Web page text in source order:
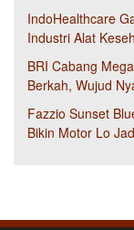
IndoHealthcare
Industri Alat
BRI Cabang
Berkah, Wujud
Fazzio Sunset
Bikin Motor Lo